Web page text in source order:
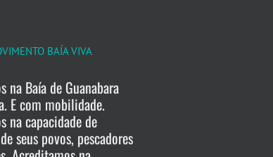
BAÍA VIVA
na Baía de Guanabara
E com mobilidade.
na capacidade de
seus povos, pescadores